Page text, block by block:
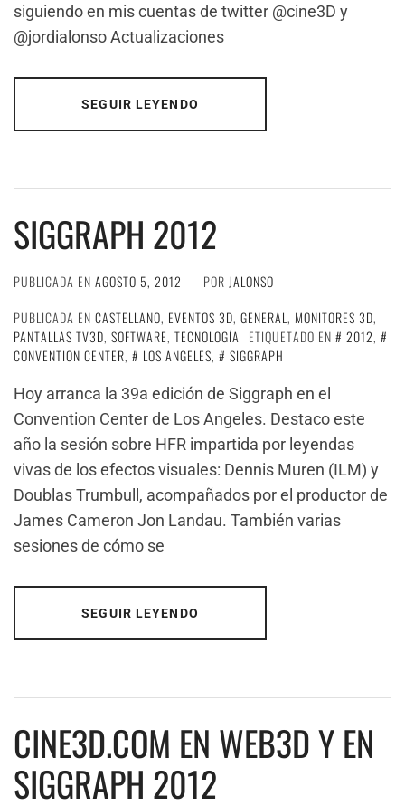
siguiendo en mis cuentas de twitter @cine3D y
@jordialonso Actualizaciones
SEGUIR LEYENDO
SIGGRAPH 2012
PUBLICADA EN AGOSTO 5, 2012 POR JALONSO
PUBLICADA EN CASTELLANO, EVENTOS 3D, GENERAL, MONITORES 3D,
PANTALLAS TV3D, SOFTWARE, TECNOLOGÍA ETIQUETADO EN 2012,
CONVENTION CENTER, LOS ANGELES,
SIGGRAPH
Hoy arranca la 39a edición de Siggraph en el
Convention Center de Los Angeles. Destaco este
año la sesión sobre HFR impartida por leyendas
vivas de los efectos visuales: Dennis Muren (ILM) y
Doublas Trumbull, acompañados por el productor de
James Cameron Jon Landau. También varias
sesiones de cómo se
SEGUIR LEYENDO
CINE3D.COM EN WEB3D Y EN
SIGGRAPH 2012